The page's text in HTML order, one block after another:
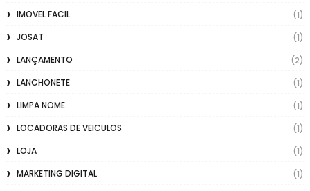
IMOVEL FACIL
(1)
JOSAT
(1)
LANÇAMENTO
(2)
LANCHONETE
(1)
LIMPA NOME
(1)
LOCADORAS DE VEICULOS
(1)
LOJA
(1)
MARKETING DIGITAL
(1)